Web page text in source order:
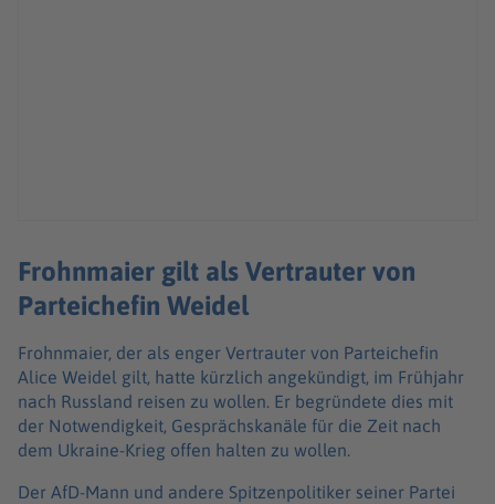
Frohnmaier gilt als Vertrauter von
Parteichefin Weidel
Frohnmaier, der als enger Vertrauter von Parteichefin
Alice Weidel gilt, hatte kürzlich angekündigt, im Frühjahr
nach Russland reisen zu wollen. Er begründete dies mit
der Notwendigkeit, Gesprächskanäle für die Zeit nach
dem Ukraine-Krieg offen halten zu wollen.
Der AfD-Mann und andere Spitzenpolitiker seiner Partei